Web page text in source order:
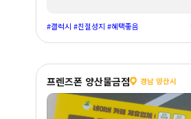
#갤럭시 #친절성지 #혜택좋음
프렌즈폰 양산물금점 경남 양산시